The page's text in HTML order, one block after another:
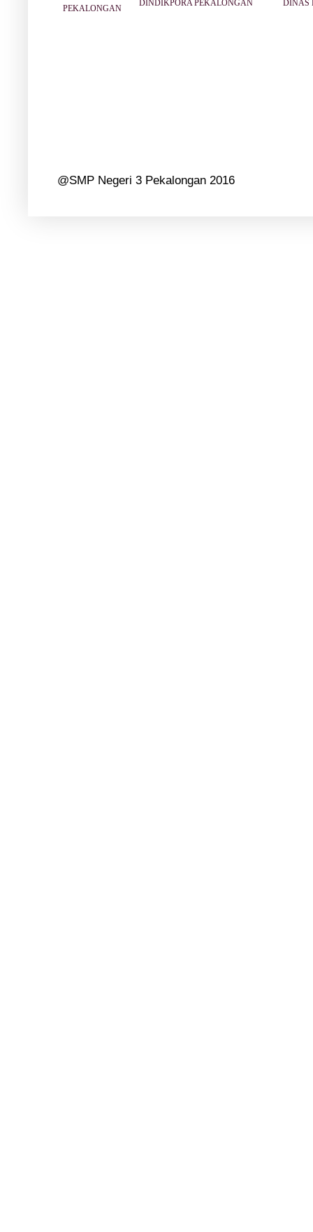
PEKALONGAN
DINDIKPORA PEKALONGAN DINAS
@SMP Negeri 3 Pekalongan 2016